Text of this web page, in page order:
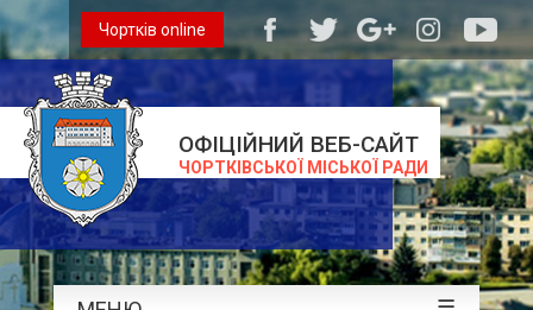
ОФІЦІЙНИЙ ВЕБ-САЙТ
ЧОРТКІВСЬКОЇ МІСЬКОЇ РАДИ
Чортків online